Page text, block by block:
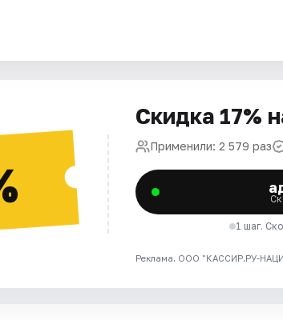
Скидка 17%
Применили: 2 579 раз
1 шаг.
Реклама. ООО "КАССИР.РУ-